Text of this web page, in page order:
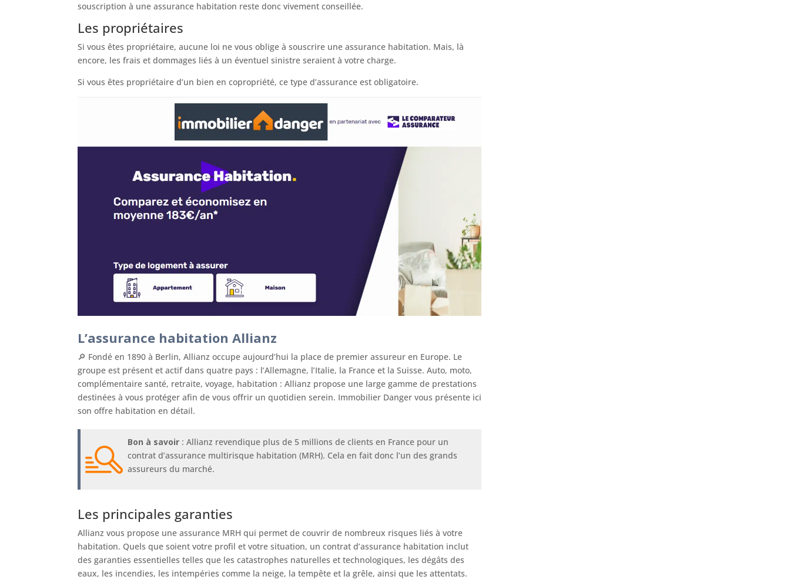
souscription à une assurance habitation reste donc vivement conseillée.
Les propriétaires
Si vous êtes propriétaire, aucune loi ne vous oblige à souscrire une assurance habitation. Mais, là
encore, les frais et dommages liés à un éventuel sinistre seraient à votre charge.
Si vous êtes propriétaire d’un bien en copropriété, ce type d’assurance est obligatoire.
L’assurance habitation Allianz
🔎 Fondé en 1890 à Berlin, Allianz occupe aujourd’hui la place de premier assureur en Europe. Le
groupe est présent et actif dans quatre pays : l’Allemagne, l’Italie, la France et la Suisse. Auto, moto,
complémentaire santé, retraite, voyage, habitation : Allianz propose une large gamme de prestations
destinées à vous protéger afin de vous offrir un quotidien serein. Immobilier Danger vous présente ici
son offre habitation en détail.
Bon à savoir : Allianz revendique plus de 5 millions de clients en France pour un
contrat d’assurance multirisque habitation (MRH). Cela en fait donc l’un des grands
assureurs du marché.
Les principales garanties
Allianz vous propose une assurance MRH qui permet de couvrir de nombreux risques liés à votre
habitation. Quels que soient votre profil et votre situation, un contrat d’assurance habitation inclut
des garanties essentielles telles que les catastrophes naturelles et technologiques, les dégâts des
eaux, les incendies, les intempéries comme la neige, la tempête et la grêle, ainsi que les attentats.